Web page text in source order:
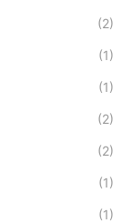
(2)
(1)
(1)
(2)
(2)
(1)
(1)